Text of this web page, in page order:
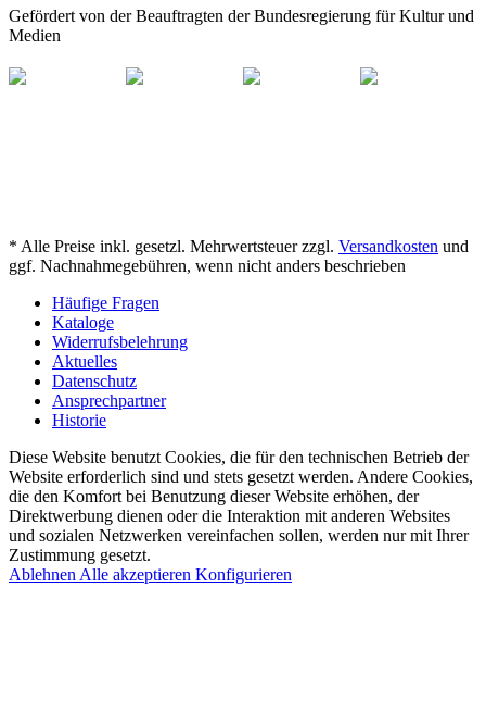
Gefördert von der Beauftragten der Bundesregierung für Kultur und
Medien
* Alle Preise inkl. gesetzl. Mehrwertsteuer zzgl. Versandkosten und
ggf. Nachnahmegebühren, wenn nicht anders beschrieben
Häufige Fragen
Kataloge
Widerrufsbelehrung
Aktuelles
Datenschutz
Ansprechpartner
Historie
Diese Website benutzt Cookies, die für den technischen Betrieb der
Website erforderlich sind und stets gesetzt werden. Andere Cookies,
die den Komfort bei Benutzung dieser Website erhöhen, der
Direktwerbung dienen oder die Interaktion mit anderen Websites
und sozialen Netzwerken vereinfachen sollen, werden nur mit Ihrer
Zustimmung gesetzt.
AblehnenAlle akzeptieren Konfigurieren